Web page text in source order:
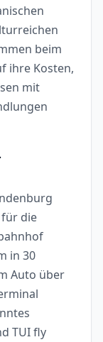
beim
ihre Kosten,
mit
die
in 30
Auto über
TUI fly